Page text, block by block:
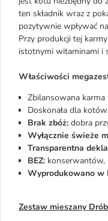
ten składnik wraz z
pozytywnie wpływać
Przy produkcji tej
istotnymi witaminami i
Właściwości
Zbilansowana karma
Doskonała dla
Brak zbóż: dobra
Wyłącznie świeże
Transparentna
BEZ: konserwantów,
Wyprodukowano w
Zestaw mieszany